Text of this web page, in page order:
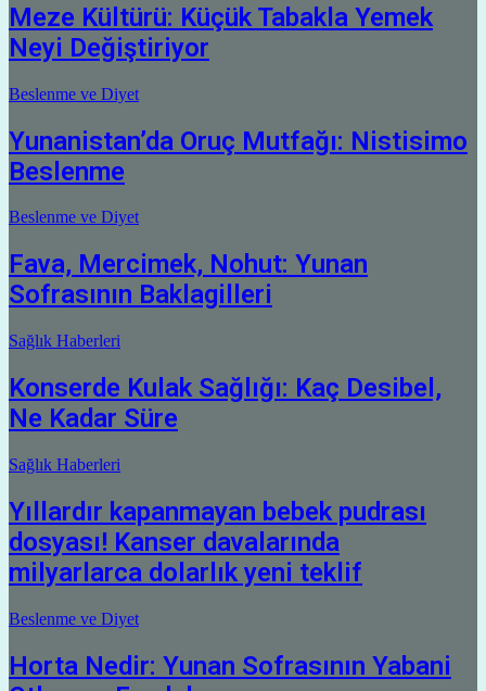
Meze Kültürü: Küçük Tabakla Yemek
Neyi Değiştiriyor
Beslenme ve Diyet
Yunanistan’da Oruç Mutfağı: Nistisimo
Beslenme
Beslenme ve Diyet
Fava, Mercimek, Nohut: Yunan
Sofrasının Baklagilleri
Sağlık Haberleri
Konserde Kulak Sağlığı: Kaç Desibel,
Ne Kadar Süre
Sağlık Haberleri
Yıllardır kapanmayan bebek pudrası
dosyası! Kanser davalarında
milyarlarca dolarlık yeni teklif
Beslenme ve Diyet
Horta Nedir: Yunan Sofrasının Yabani